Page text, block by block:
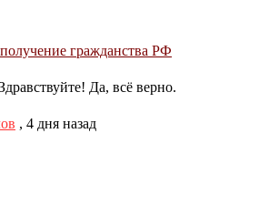
гражданства РФ
Да, всё верно.
, 4 дня назад